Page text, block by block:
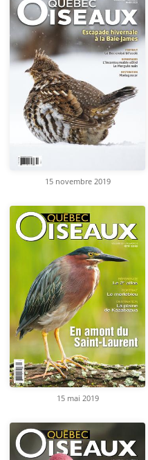
15 novembre 2019
15 mai 2019